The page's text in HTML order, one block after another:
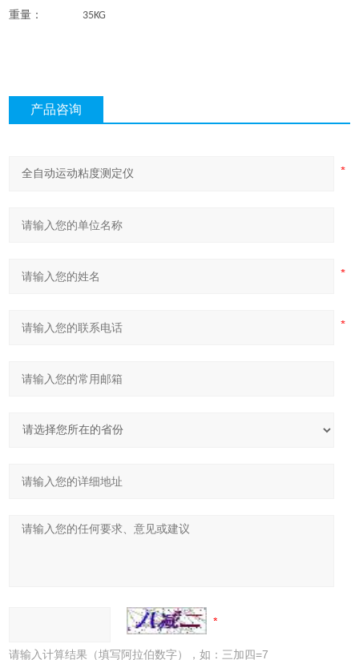
重量：
35KG
产品咨询
请输入计算结果（填写阿拉伯数字），如：三加四=7